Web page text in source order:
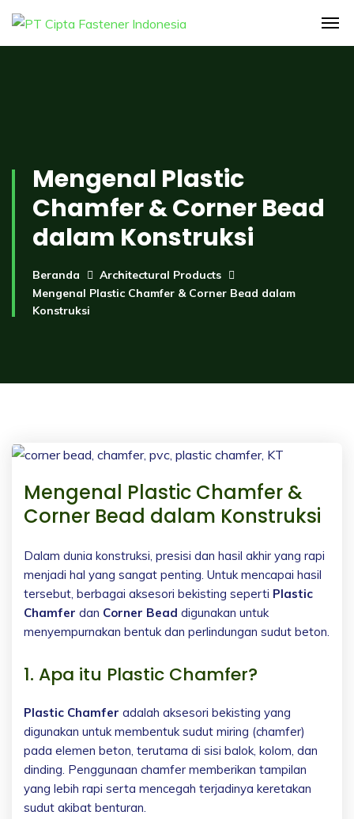
Mengenal Plastic
Chamfer & Corner Bead
dalam Konstruksi
Beranda
Architectural Products
Mengenal Plastic Chamfer & Corner Bead dalam
Konstruksi
Mengenal Plastic Chamfer &
Corner Bead dalam Konstruksi
Dalam dunia konstruksi, presisi dan hasil akhir yang rapi
menjadi hal yang sangat penting. Untuk mencapai hasil
tersebut, berbagai aksesori bekisting seperti Plastic
Chamfer dan Corner Bead digunakan untuk
menyempurnakan bentuk dan perlindungan sudut beton.
1. Apa itu Plastic Chamfer?
Plastic Chamfer adalah aksesori bekisting yang
digunakan untuk membentuk sudut miring (chamfer)
pada elemen beton, terutama di sisi balok, kolom, dan
dinding. Penggunaan chamfer memberikan tampilan
yang lebih rapi serta mencegah terjadinya keretakan
sudut akibat benturan.